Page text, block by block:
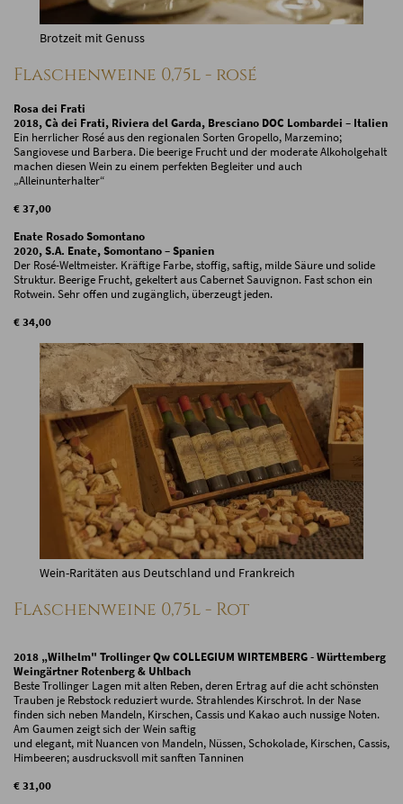
Brotzeit mit Genuss
Flaschenweine 0,75l - rosé
Rosa dei Frati
2018, Cà dei Frati, Riviera del Garda, Bresciano DOC Lombardei – Italien
Ein herrlicher Rosé aus den regionalen Sorten Gropello, Marzemino;
Sangiovese und Barbera. Die beerige Frucht und der moderate Alkoholgehalt
machen diesen Wein zu einem perfekten Begleiter und auch
„Alleinunterhalter“
€ 37,00
Enate Rosado Somontano
2020, S.A. Enate, Somontano – Spanien
Der Rosé-Weltmeister. Kräftige Farbe, stoffig, saftig, milde Säure und solide
Struktur. Beerige Frucht, gekeltert aus Cabernet Sauvignon. Fast schon ein
Rotwein. Sehr offen und zugänglich, überzeugt jeden.
€ 34,00
Wein-Raritäten aus Deutschland und Frankreich
Flaschenweine 0,75l - Rot
2018 „Wilhelm" Trollinger Qw COLLEGIUM WIRTEMBERG - Württemberg
Weingärtner Rotenberg & Uhlbach
Beste Trollinger Lagen mit alten Reben, deren Ertrag auf die acht schönsten
Trauben je Rebstock reduziert wurde. Strahlendes Kirschrot. In der Nase
finden sich neben Mandeln, Kirschen, Cassis und Kakao auch nussige Noten.
Am Gaumen zeigt sich der Wein saftig
und elegant, mit Nuancen von Mandeln, Nüssen, Schokolade, Kirschen, Cassis,
Himbeeren; ausdrucksvoll mit sanften Tanninen
€ 31,00